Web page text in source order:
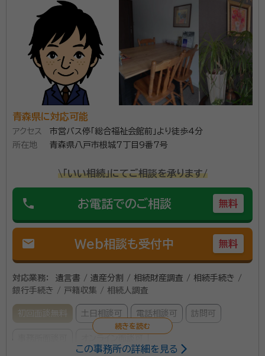
青森県に対応可能
アクセス
市営バス停「総合福祉会館前」より徒歩4分
所在地
青森県八戸市根城7丁目9番7号
\「いい相続」にてご相談を承ります/
phone お電話でのご相談 無料
mail Web相談も受付中 無料
対応業務：
遺言書 / 遺産分割 / 相続財産調査 / 相続手続き /
銀行手続き / 戸籍収集 / 相続人調査
初回面談無料 土日相談可 電話相談可 訪問可
この事務所の詳細を見る